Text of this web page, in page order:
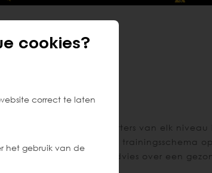
cookies?
correct te laten
het gebruik van de
waar ze sporters van elk
er tips om een gezond trainingsschema
regelgeving en advies over een